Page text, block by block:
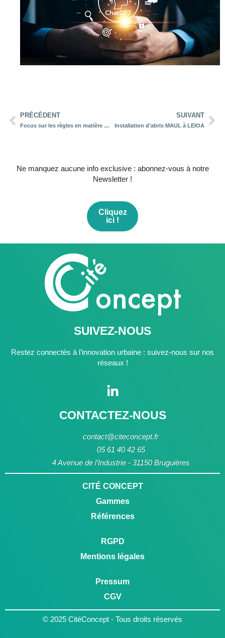
PRÉCÉDENT
Focus sur les règles en matière de référence à des marques dans les marchés publics
SUIVANT
Installation d’abris MAUL à LEIOA
Ne manquez aucune info exclusive : abonnez-vous à notre
Newsletter !
Cliquez
ici !
SUIVEZ-NOUS
Restez connectés à l’innovation urbaine : suivez-nous sur nos
réseaux !
CONTACTEZ-NOUS
contact@citeconcept.fr
05 61 40 42 65
4 Avenue de l’Industrie - 31150 Bruguières
CITÉ CONCEPT
Gammes
Références
RGPD
Mentions légales
Pressum
CGV
© 2025 CitéConcept - Tous droits réservés